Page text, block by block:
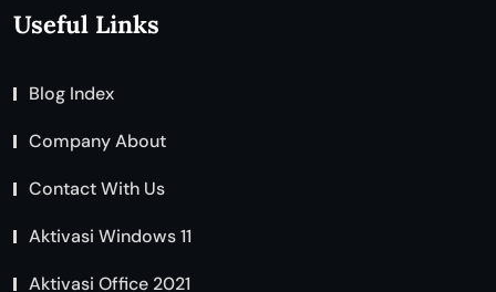
Useful Links
Blog Index
Company About
Contact With Us
Aktivasi Windows 11
Aktivasi Office 2021